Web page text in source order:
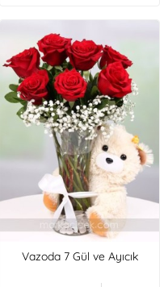
Vazoda 7 Gül ve Ayıcık